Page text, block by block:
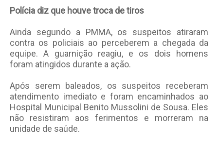
Polícia diz que houve troca de tiros
Ainda segundo a PMMA, os suspeitos atiraram
contra os policiais ao perceberem a chegada da
equipe. A guarnição reagiu, e os dois homens
foram atingidos durante a ação.
Após serem baleados, os suspeitos receberam
atendimento imediato e foram encaminhados ao
Hospital Municipal Benito Mussolini de Sousa. Eles
não resistiram aos ferimentos e morreram na
unidade de saúde.